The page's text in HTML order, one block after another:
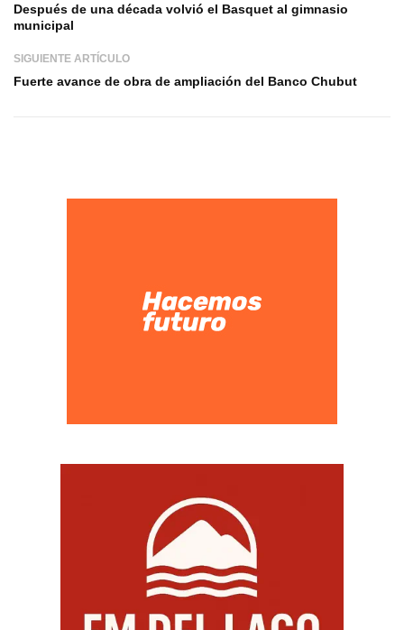
Después de una década volvió el Basquet al gimnasio
municipal
SIGUIENTE ARTÍCULO
Fuerte avance de obra de ampliación del Banco Chubut